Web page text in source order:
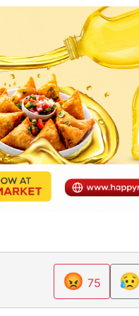
😥
75
😡